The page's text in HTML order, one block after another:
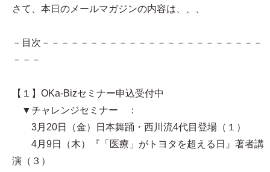
さて、本日のメールマガジンの内容は、、、
－目次－－－－－－－－－－－－－－－－－－－－－－－
－－－
【１】OKa-Bizセミナー申込受付中
▼チャレンジセミナー ：
3月20日（金）日本舞踊・西川流4代目登場（１）
4月9日（木）『「医療」がトヨタを超える日』著者講
演（３）